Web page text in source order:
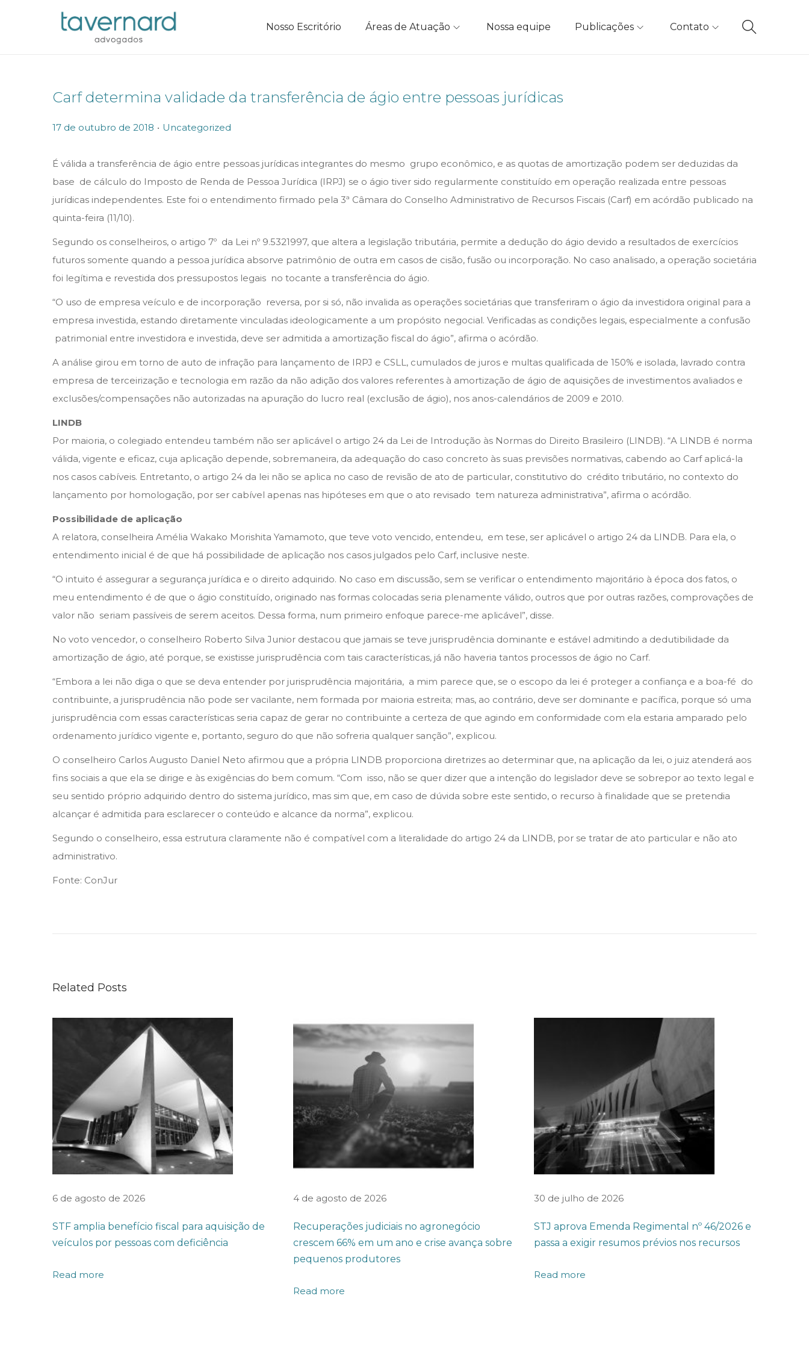
Nosso Escritório Áreas de Atuação Nossa equipe Publicações Contato
Carf determina validade da transferência de ágio entre pessoas jurídicas
P
s
t
e
d
17 de outubro de 2018 . P
s
t
e
Uncategorized
É válida a transferência de ágio entre pessoas jurídicas integrantes do mesmo grupo econômico, e as quotas de amortização podem ser deduzidas da
base de cálculo do Imposto de Renda de Pessoa Jurídica (IRPJ) se o ágio tiver sido regularmente constituído em operação realizada entre pessoas
jurídicas independentes. Este foi o entendimento firmado pela 3ª Câmara do Conselho Administrativo de Recursos Fiscais (Carf) em acórdão publicado na
quinta-feira (11/10).
Segundo os conselheiros, o artigo 7º da Lei nº 9.5321997, que altera a legislação tributária, permite a dedução do ágio devido a resultados de exercícios
futuros somente quando a pessoa jurídica absorve patrimônio de outra em casos de cisão, fusão ou incorporação. No caso analisado, a operação societária
foi legítima e revestida dos pressupostos legais no tocante a transferência do ágio.
“O uso de empresa veículo e de incorporação reversa, por si só, não invalida as operações societárias que transferiram o ágio da investidora original para a
empresa investida, estando diretamente vinculadas ideologicamente a um propósito negocial. Verificadas as condições legais, especialmente a confusão
patrimonial entre investidora e investida, deve ser admitida a amortização fiscal do ágio”, afirma o acórdão.
A análise girou em torno de auto de infração para lançamento de IRPJ e CSLL, cumulados de juros e multas qualificada de 150% e isolada, lavrado contra
empresa de terceirização e tecnologia em razão da não adição dos valores referentes à amortização de ágio de aquisições de investimentos avaliados e
exclusões/compensações não autorizadas na apuração do lucro real (exclusão de ágio), nos anos-­calendários de 2009 e 2010.
LINDB
Por maioria, o colegiado entendeu também não ser aplicável o artigo 24 da Lei de Introdução às Normas do Direito Brasileiro (LINDB). “A LINDB é norma
válida, vigente e eficaz, cuja aplicação depende, sobremaneira, da adequação do caso concreto às suas previsões normativas, cabendo ao Carf aplicá­-la
nos casos cabíveis. Entretanto, o artigo 24 da lei não se aplica no caso de revisão de ato de particular, constitutivo do crédito tributário, no contexto do
lançamento por homologação, por ser cabível apenas nas hipóteses em que o ato revisado tem natureza administrativa”, afirma o acórdão.
Possibilidade de aplicação
A relatora, conselheira Amélia Wakako Morishita Yamamoto, que teve voto vencido, entendeu, em tese, ser aplicável o artigo 24 da LINDB. Para ela, o
entendimento inicial é de que há possibilidade de aplicação nos casos julgados pelo Carf, inclusive neste.
“O intuito é assegurar a segurança jurídica e o direito adquirido. No caso em discussão, sem se verificar o entendimento majoritário à época dos fatos, o
meu entendimento é de que o ágio constituído, originado nas formas colocadas seria plenamente válido, outros que por outras razões, comprovações de
valor não seriam passíveis de serem aceitos. Dessa forma, num primeiro enfoque parece­-me aplicável”, disse.
No voto vencedor, o conselheiro Roberto Silva Junior destacou que jamais se teve jurisprudência dominante e estável admitindo a dedutibilidade da
amortização de ágio, até porque, se existisse jurisprudência com tais características, já não haveria tantos processos de ágio no Carf.
“Embora a lei não diga o que se deva entender por jurisprudência majoritária, a mim parece que, se o escopo da lei é proteger a confiança e a boa-­fé do
contribuinte, a jurisprudência não pode ser vacilante, nem formada por maioria estreita; mas, ao contrário, deve ser dominante e pacífica, porque só uma
jurisprudência com essas características seria capaz de gerar no contribuinte a certeza de que agindo em conformidade com ela estaria amparado pelo
ordenamento jurídico vigente e, portanto, seguro do que não sofreria qualquer sanção”, explicou.
O conselheiro Carlos Augusto Daniel Neto afirmou que a própria LINDB proporciona diretrizes ao determinar que, na aplicação da lei, o juiz atenderá aos
fins sociais a que ela se dirige e às exigências do bem comum. “Com isso, não se quer dizer que a intenção do legislador deve se sobrepor ao texto legal e
seu sentido próprio adquirido dentro do sistema jurídico, mas sim que, em caso de dúvida sobre este sentido, o recurso à finalidade que se pretendia
alcançar é admitida para esclarecer o conteúdo e alcance da norma”, explicou.
Segundo o conselheiro, essa estrutura claramente não é compatível com a literalidade do artigo 24 da LINDB, por se tratar de ato particular e não ato
administrativo.
Fonte: ConJur
g
a
s
C
n
t
Related Posts
6 de agosto de 2026
STF amplia benefício fiscal para aquisição de
veículos por pessoas com deficiência
Read more
4 de agosto de 2026
Recuperações judiciais no agronegócio
crescem 66% em um ano e crise avança sobre
pequenos produtores
Read more
30 de julho de 2026
STJ aprova Emenda Regimental nº 46/2026 e
passa a exigir resumos prévios nos recursos
Read more